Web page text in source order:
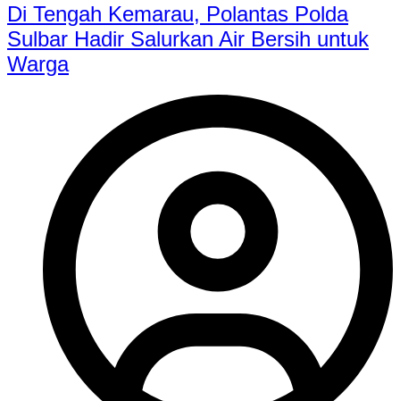
Di Tengah Kemarau, Polantas Polda
Sulbar Hadir Salurkan Air Bersih untuk
Warga